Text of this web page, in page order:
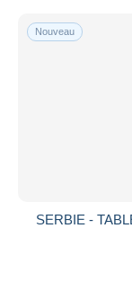
Nouveau
SERBIE -